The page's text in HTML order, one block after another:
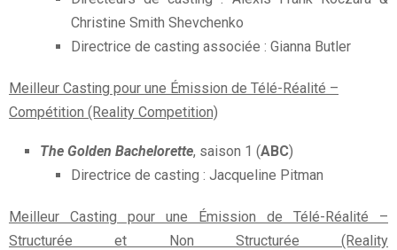
Christine Smith Shevchenko
Directrice de casting associée : Gianna Butler
Meilleur Casting pour une Émission de Télé-Réalité –
Compétition (Reality Competition)
The Golden Bachelorette, saison 1 (ABC)
Directrice de casting : Jacqueline Pitman
Meilleur Casting pour une Émission de Télé-Réalité –
Structurée et Non Structurée (Reality